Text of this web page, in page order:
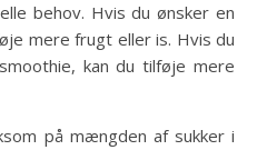
behov. Hvis du ønsker en
mere frugt eller is. Hvis du
kan du tilføje mere
på mængden af sukker i